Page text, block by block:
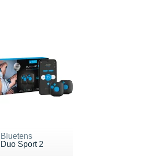
Bluetens
Duo Sport 2